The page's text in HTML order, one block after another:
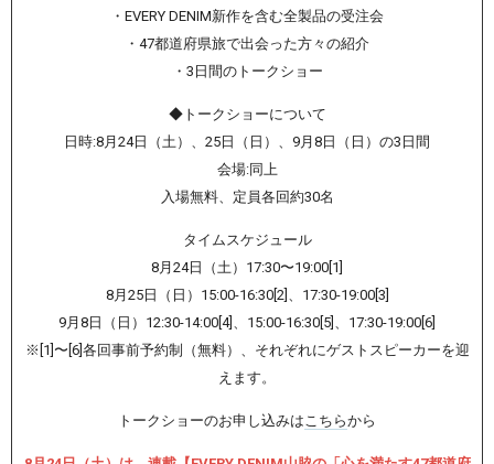
・EVERY DENIM新作を含む全製品の受注会
・47都道府県旅で出会った方々の紹介
・3日間のトークショー
◆トークショーについて
日時:8月24日（土）、25日（日）、9月8日（日）の3日間
会場:同上
入場無料、定員各回約30名
タイムスケジュール
8月24日（土）17:30〜19:00[1]
8月25日（日）15:00-16:30[2]、17:30-19:00[3]
9月8日（日）12:30-14:00[4]、15:00-16:30[5]、17:30-19:00[6]
※[1]〜[6]各回事前予約制（無料）、それぞれにゲストスピーカーを迎
えます。
トークショーのお申し込みはこちらから